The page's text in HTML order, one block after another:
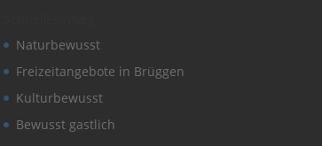
Naturbewusst
Freizeitangebote in Brüggen
Kulturbewusst
Bewusst gastlich